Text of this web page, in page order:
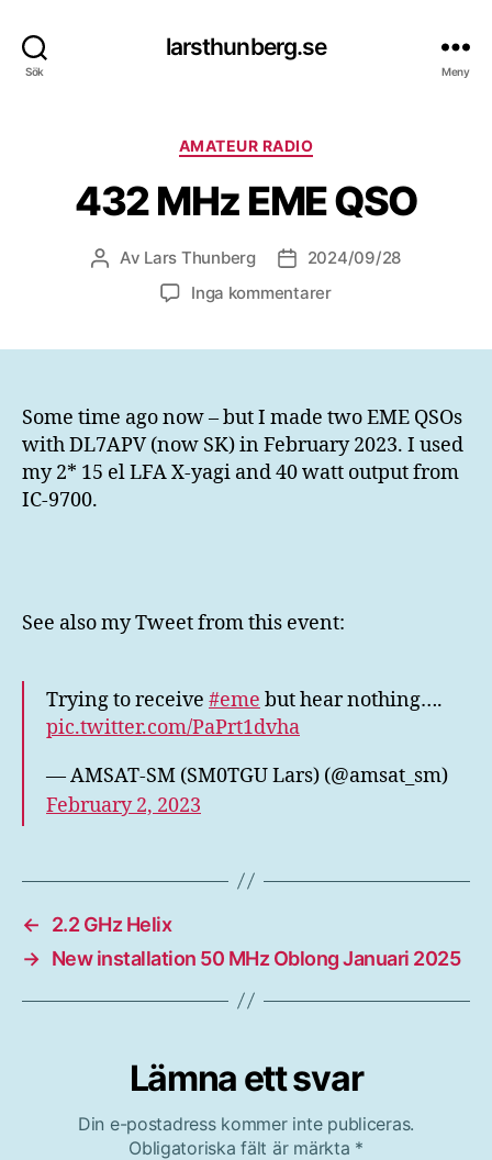
Sök
larsthunberg.se
Meny
Kategorier
AMATEUR RADIO
432 MHz EME QSO
Inläggsförfattare
Av Lars Thunberg Inläggsdatum
2024/09/28
Inga kommentarertill
Some time ago now – but I made two EME QSOs
with DL7APV (now SK) in February 2023. I used
my 2* 15 el LFA X-yagi and 40 watt output from
IC-9700.
See also my Tweet from this event:
Trying to receive #eme but hear nothing….
pic.twitter.com/PaPrt1dvha
— AMSAT-SM (SM0TGU Lars) (@amsat_sm)
February 2, 2023
←
2.2 GHz Helix
→ New installation 50 MHz Oblong Januari 2025
Lämna ett svar
Din e-postadress kommer inte publiceras.
Obligatoriska fält är märkta *